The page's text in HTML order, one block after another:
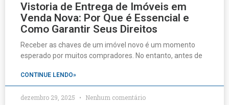
Vistoria de Entrega de Imóveis em
Venda Nova: Por Que é Essencial e
Como Garantir Seus Direitos
Receber as chaves de um imóvel novo é um momento
esperado por muitos compradores. No entanto, antes de
CONTINUE LENDO»
dezembro 29, 2025 Nenhum comentário